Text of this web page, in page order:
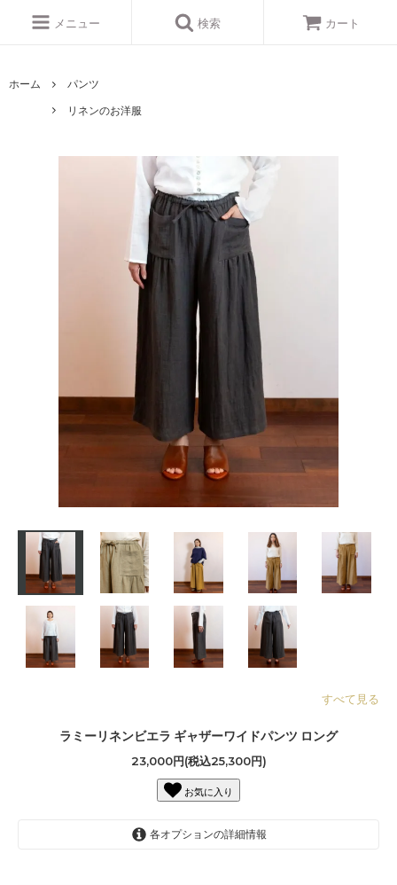
メニュー 検索 カート
ホーム
パンツ
リネンのお洋服
すべて見る
ラミーリネンビエラ ギャザーワイドパンツ ロング
23,000円(税込25,300円)
お気に入り
各オプションの詳細情報